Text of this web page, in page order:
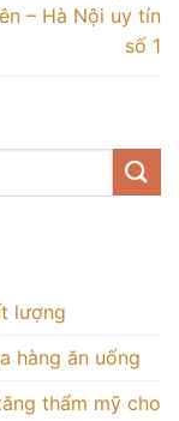
– Hà Nội uy tín
số 1
lượng
hàng ăn uống
thẩm mỹ cho